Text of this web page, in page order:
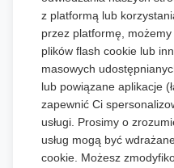
z platformą lub
przez platformę,
plików flash cookie lub
masowych
lub powiązane aplikacje
zapewnić Ci
usługi. Prosimy o
usług mogą być
cookie. Możesz